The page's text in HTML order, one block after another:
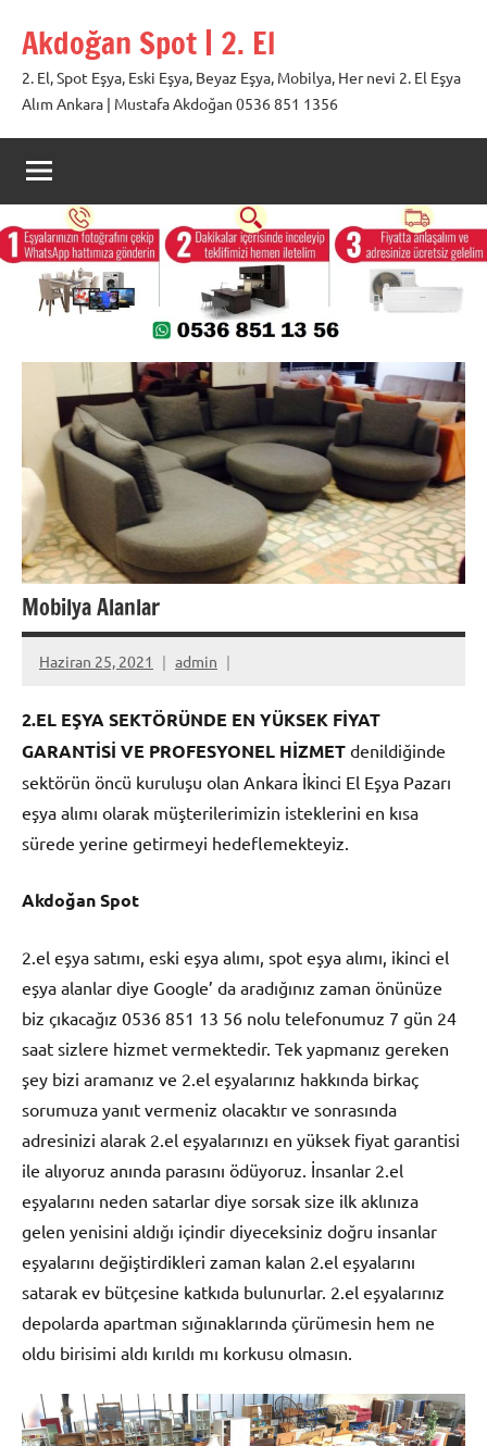
geçAkdoğan Spot | 2. El
2. El, Spot Eşya, Eski Eşya, Beyaz Eşya, Mobilya, Her nevi 2. El Eşya
Alım Ankara | Mustafa Akdoğan 0536 851 1356
Mobilya Alanlar
Haziran 25, 2021 admin
2.EL EŞYA SEKTÖRÜNDE EN YÜKSEK FİYAT
GARANTİSİ VE PROFESYONEL HİZMET denildiğinde
sektörün öncü kuruluşu olan Ankara İkinci El Eşya Pazarı
eşya alımı olarak müşterilerimizin isteklerini en kısa
sürede yerine getirmeyi hedeflemekteyiz.
Akdoğan Spot
2.el eşya satımı, eski eşya alımı, spot eşya alımı, ikinci el
eşya alanlar diye Google’ da aradığınız zaman önünüze
biz çıkacağız 0536 851 13 56 nolu telefonumuz 7 gün 24
saat sizlere hizmet vermektedir. Tek yapmanız gereken
şey bizi aramanız ve 2.el eşyalarınız hakkında birkaç
sorumuza yanıt vermeniz olacaktır ve sonrasında
adresinizi alarak 2.el eşyalarınızı en yüksek fiyat garantisi
ile alıyoruz anında parasını ödüyoruz. İnsanlar 2.el
eşyalarını neden satarlar diye sorsak size ilk aklınıza
gelen yenisini aldığı içindir diyeceksiniz doğru insanlar
eşyalarını değiştirdikleri zaman kalan 2.el eşyalarını
satarak ev bütçesine katkıda bulunurlar. 2.el eşyalarınız
depolarda apartman sığınaklarında çürümesin hem ne
oldu birisimi aldı kırıldı mı korkusu olmasın.